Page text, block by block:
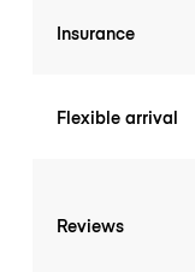
Insurance
Flexible arrival
Reviews